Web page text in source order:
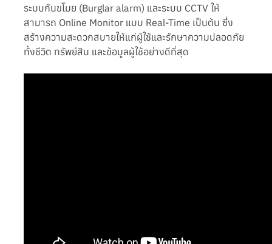
ระบบกันขโมย (Burglar alarm) และระบบ CCTV ให้
สามารถ Online Monitor แบบ Real-Time เป็นต้น ซึ่ง
สร้างความสะดวกสบายให้แก่ผู้ใช้และรักษาความปลอดภัย
ทั้งชีวิต ทรัพย์สิน และข้อมูลผู้ใช้อย่างดีที่สุด